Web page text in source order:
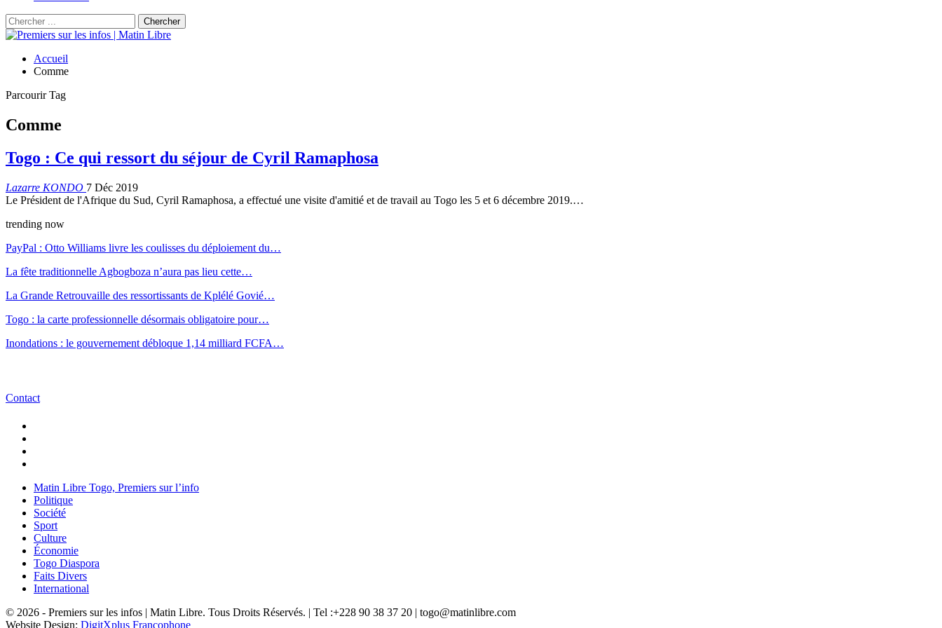
Accueil
Comme
Parcourir Tag
Comme
Togo : Ce qui ressort du séjour de Cyril Ramaphosa
Lazarre KONDO 7 Déc 2019
Le Président de l'Afrique du Sud, Cyril Ramaphosa, a effectué une visite d'amitié et de travail au Togo les 5 et 6 décembre 2019.…
trending now
PayPal : Otto Williams livre les coulisses du déploiement du…
La fête traditionnelle Agbogboza n’aura pas lieu cette…
La Grande Retrouvaille des ressortissants de Kplélé Govié…
Togo : la carte professionnelle désormais obligatoire pour…
Inondations : le gouvernement débloque 1,14 milliard FCFA…
Contact
Matin Libre Togo, Premiers sur l’info
Politique
Société
Sport
Culture
Économie
Togo Diaspora
Faits Divers
International
© 2026 - Premiers sur les infos | Matin Libre. Tous Droits Réservés. | Tel :+228 90 38 37 20 | togo@matinlibre.com
Website Design: DigitXplus Francophone